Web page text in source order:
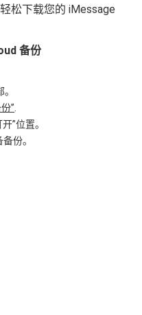
松下载您的 iMessage
备份
”
”位置。
份。